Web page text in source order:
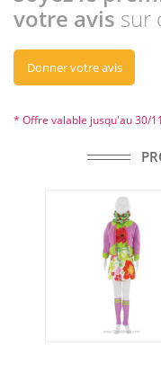
votre avis sur
Donner votre avis
* Offre valable jusqu'au 30/